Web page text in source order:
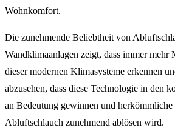
Wohnkomfort.
Die zunehmende Beliebtheit von
Wandklimaanlagen zeigt, dass immer mehr
dieser modernen Klimasysteme erkennen
abzusehen, dass diese Technologie in den
an Bedeutung gewinnen und
Abluftschlauch zunehmend ablösen wird.